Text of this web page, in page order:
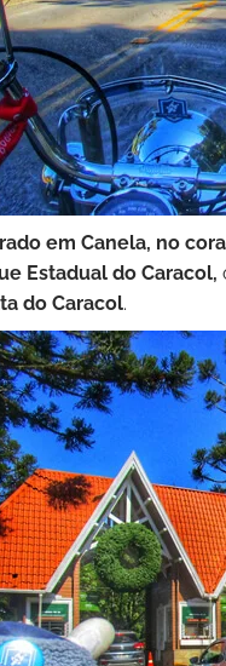
em Canela, no
Estadual do Caracol,
do Caracol.